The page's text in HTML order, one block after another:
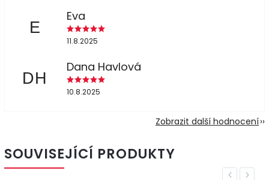
E
Eva
11.8.2025
DH
Dana Havlová
10.8.2025
Zobrazit další hodnocení
SOUVISEJÍCÍ PRODUKTY
Previous
Next